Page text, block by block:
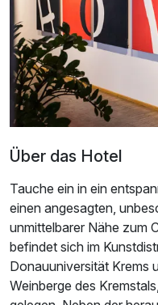
2 Erwachsene und 2 Kinder
Über das Hotel
Tauche ein in ein
einen angesagten,
unmittelbarer Nähe zum
befindet sich im
Donauuniversität Krems
Weinberge des